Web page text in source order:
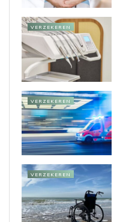
VERZEKEREN
VERZEKEREN
VERZEKEREN